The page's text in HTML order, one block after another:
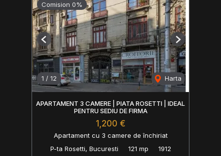
Comision 0%
1 / 12 Harta
Previous Next
APARTAMENT 3 CAMERE | PIATA ROSETTI | IDEAL
PENTRU SEDIU DE FIRMA
1,200 €
Apartament cu 3 camere de închiriat
P-ta Rosetti, Bucuresti
121 mp 1912